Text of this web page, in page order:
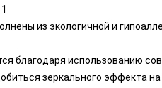
из экологичной и
благодаря использованию
зеркального эффекта